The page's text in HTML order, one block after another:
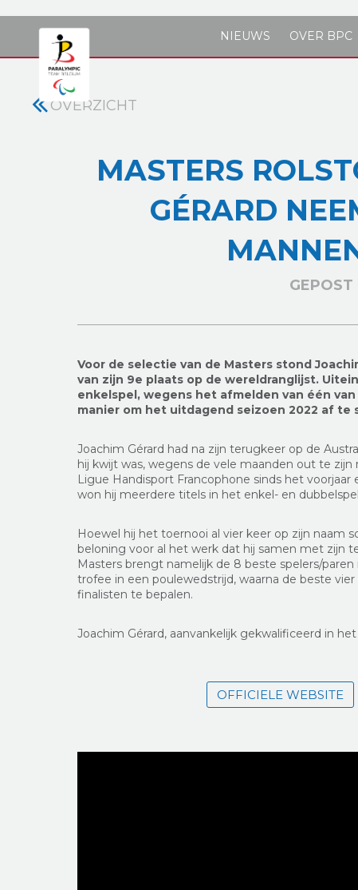
NIEUWS OVER BPC
OVERZICHT
MASTERS
GÉRARD
Voor de selectie van de Masters stond
van zijn 9e plaats op de wereldranglijst.
enkelspel, wegens het afmelden van één
manier om het uitdagend seizoen 2022 af te
Joachim Gérard had na zijn terugkeer op de
hij kwijt was, wegens de vele maanden out te
Ligue Handisport Francophone sinds het
won hij meerdere titels in het enkel- en
Hoewel hij het toernooi al vier keer op zijn naam
beloning voor al het werk dat hij samen met zijn
Masters brengt namelijk de 8 beste spelers/
trofee in een poulewedstrijd, waarna de beste
finalisten te bepalen.
Joachim Gérard, aanvankelijk gekwalificeerd in
OFFICIELE WEBSITE